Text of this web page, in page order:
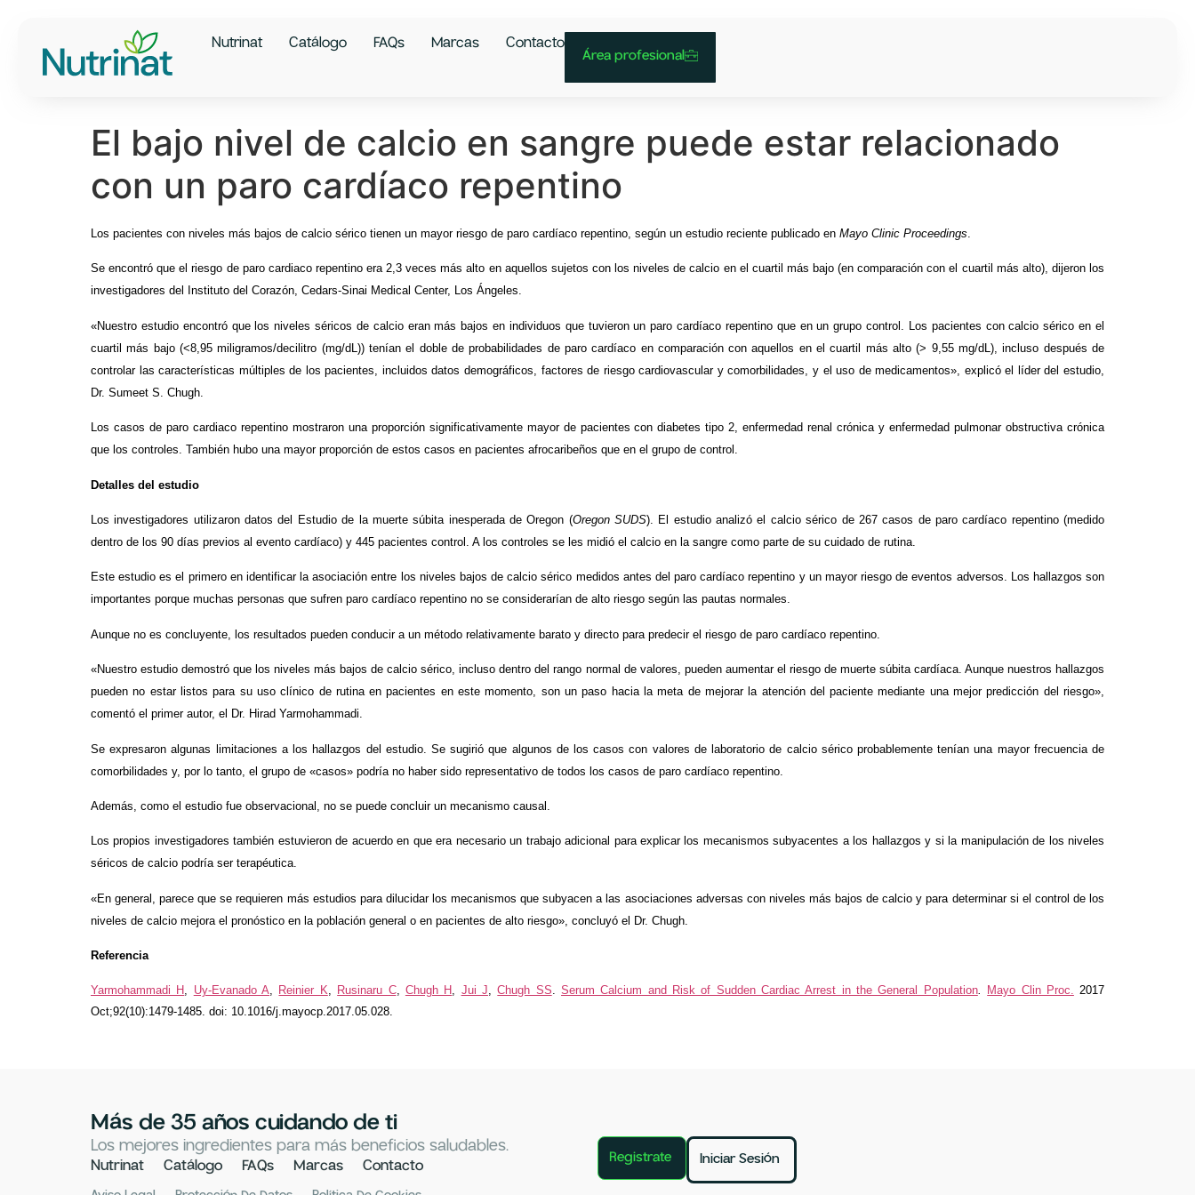
Nutrinat Catálogo FAQs Marcas Contacto
Área profesional
El bajo nivel de calcio en sangre puede estar relacionado
con un paro cardíaco repentino
Los pacientes con niveles más bajos de calcio sérico tienen un mayor riesgo de paro cardíaco repentino, según un estudio reciente publicado en Mayo Clinic Proceedings.
Se encontró que el riesgo de paro cardiaco repentino era 2,3 veces más alto en aquellos sujetos con los niveles de calcio en el cuartil más bajo (en comparación con el cuartil más alto), dijeron los
investigadores del Instituto del Corazón, Cedars-Sinai Medical Center, Los Ángeles.
«Nuestro estudio encontró que los niveles séricos de calcio eran más bajos en individuos que tuvieron un paro cardíaco repentino que en un grupo control. Los pacientes con calcio sérico en el
cuartil más bajo (<8,95 miligramos/decilitro (mg/dL)) tenían el doble de probabilidades de paro cardíaco en comparación con aquellos en el cuartil más alto (> 9,55 mg/dL), incluso después de
controlar las características múltiples de los pacientes, incluidos datos demográficos, factores de riesgo cardiovascular y comorbilidades, y el uso de medicamentos», explicó el líder del estudio,
Dr. Sumeet S. Chugh.
Los casos de paro cardiaco repentino mostraron una proporción significativamente mayor de pacientes con diabetes tipo 2, enfermedad renal crónica y enfermedad pulmonar obstructiva crónica
que los controles. También hubo una mayor proporción de estos casos en pacientes afrocaribeños que en el grupo de control.
Detalles del estudio
Los investigadores utilizaron datos del Estudio de la muerte súbita inesperada de Oregon (Oregon SUDS). El estudio analizó el calcio sérico de 267 casos de paro cardíaco repentino (medido
dentro de los 90 días previos al evento cardíaco) y 445 pacientes control. A los controles se les midió el calcio en la sangre como parte de su cuidado de rutina.
Este estudio es el primero en identificar la asociación entre los niveles bajos de calcio sérico medidos antes del paro cardíaco repentino y un mayor riesgo de eventos adversos. Los hallazgos son
importantes porque muchas personas que sufren paro cardíaco repentino no se considerarían de alto riesgo según las pautas normales.
Aunque no es concluyente, los resultados pueden conducir a un método relativamente barato y directo para predecir el riesgo de paro cardíaco repentino.
«Nuestro estudio demostró que los niveles más bajos de calcio sérico, incluso dentro del rango normal de valores, pueden aumentar el riesgo de muerte súbita cardíaca. Aunque nuestros hallazgos
pueden no estar listos para su uso clínico de rutina en pacientes en este momento, son un paso hacia la meta de mejorar la atención del paciente mediante una mejor predicción del riesgo»,
comentó el primer autor, el Dr. Hirad Yarmohammadi.
Se expresaron algunas limitaciones a los hallazgos del estudio. Se sugirió que algunos de los casos con valores de laboratorio de calcio sérico probablemente tenían una mayor frecuencia de
comorbilidades y, por lo tanto, el grupo de «casos» podría no haber sido representativo de todos los casos de paro cardíaco repentino.
Además, como el estudio fue observacional, no se puede concluir un mecanismo causal.
Los propios investigadores también estuvieron de acuerdo en que era necesario un trabajo adicional para explicar los mecanismos subyacentes a los hallazgos y si la manipulación de los niveles
séricos de calcio podría ser terapéutica.
«En general, parece que se requieren más estudios para dilucidar los mecanismos que subyacen a las asociaciones adversas con niveles más bajos de calcio y para determinar si el control de los
niveles de calcio mejora el pronóstico en la población general o en pacientes de alto riesgo», concluyó el Dr. Chugh.
Referencia
Yarmohammadi H , Uy-Evanado A, Reinier K, Rusinaru C, Chugh H , Jui J,Chugh SS.Serum Calcium and Risk of Sudden Cardiac Arrest in the General Population. Mayo Clin Proc. 2017
Oct;92(10):1479-1485. doi: 10.1016/j.mayocp.2017.05.028.
Más de 35 años cuidando de ti
Los mejores ingredientes para más beneficios saludables.
Nutrinat Catálogo FAQs Marcas Contacto Registrate Iniciar Sesión